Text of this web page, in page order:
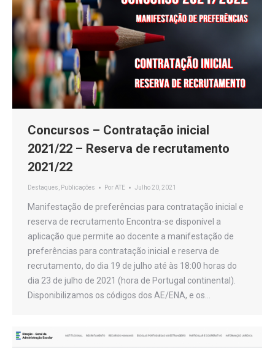
Concursos – Contratação inicial
2021/22 – Reserva de recrutamento
2021/22
Destaques Publicações PorATE Julho 20, 2021
Manifestação de preferências para contratação inicial e
reserva de recrutamento Encontra-se disponível a
aplicação que permite ao docente a manifestação de
preferências para contratação inicial e reserva de
recrutamento, do dia 19 de julho até às 18:00 horas do
dia 23 de julho de 2021 (hora de Portugal continental).
Disponibilizamos os códigos dos AE/ENA, e os…